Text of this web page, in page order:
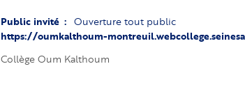
Public invité Ouverture tout public
https://oumkalthoum-
Collège Oum Kalthoum